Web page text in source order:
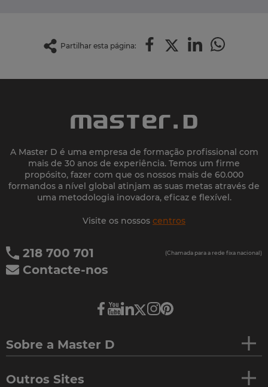
Partilhar esta página:
A Master D é uma empresa de formação profissional com
mais de 30 anos de experiência. Temos um firme
propósito, fazer com que os nossos mais de 60.000
formandos a nível global atinjam as suas metas através de
uma metodologia inovadora, eficaz e flexível.
Visite os nossos centros
218 700 701 (Chamada para a rede fixa nacional)
Contacte-nos
Sobre a Master D
Outros Sites